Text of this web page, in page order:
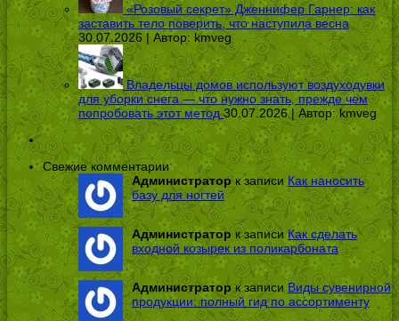
«Розовый секрет» Дженнифер Гарнер: как
заставить тело поверить, что наступила весна
30.07.2026 | Автор: kmveg
Владельцы домов используют воздуходувки
для уборки снега — что нужно знать, прежде чем
попробовать этот метод 30.07.2026 | Автор:kmveg
Свежие комментарии
Администраторк записи Как наносить
базу для ногтей
Администратор к записиКак сделать
входной козырек из поликарбоната
Администраторк записиВиды сувенирной
продукции: полный гид по ассортименту